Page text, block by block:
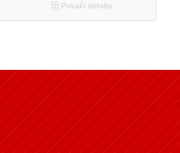
Pokaži detalje